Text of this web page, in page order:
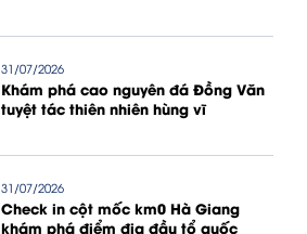
31/07/2026
Khám phá cao nguyên đá Đồng Văn
tuyệt tác thiên nhiên hùng vĩ
31/07/2026
Check in cột mốc km0 Hà Giang
khám phá điểm địa đầu tổ quốc